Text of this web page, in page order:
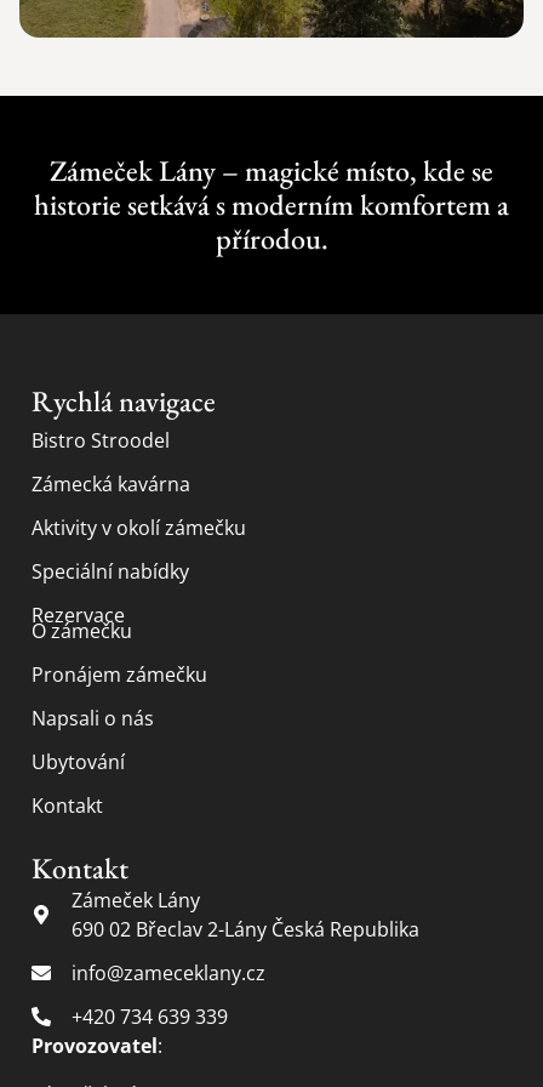
Zámeček Lány – magické místo, kde se
historie setkává s moderním komfortem a
přírodou.
Rychlá navigace
Bistro Stroodel
Zámecká kavárna
Aktivity v okolí zámečku
Speciální nabídky
Rezervace
O zámečku
Pronájem zámečku
Napsali o nás
Ubytování
Kontakt
Kontakt
Zámeček Lány
690 02 Břeclav 2-Lány Česká Republika
info@zameceklany.cz
+420 734 639 339
Provozovatel: